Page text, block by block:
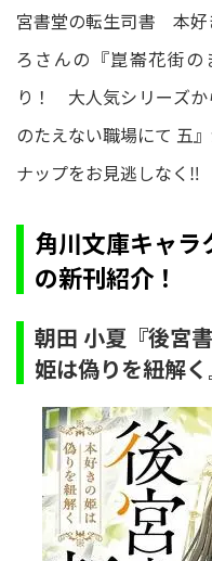
宮書堂の転生司書 本好
ろさんの『崑崙花街
り！ 大人気シリーズか
のたえない職場にて 五
ナップをお見逃しなく‼
角川文庫キャ
の新刊紹介！
朝田 小夏『後宮
姫は偽りを紐解く